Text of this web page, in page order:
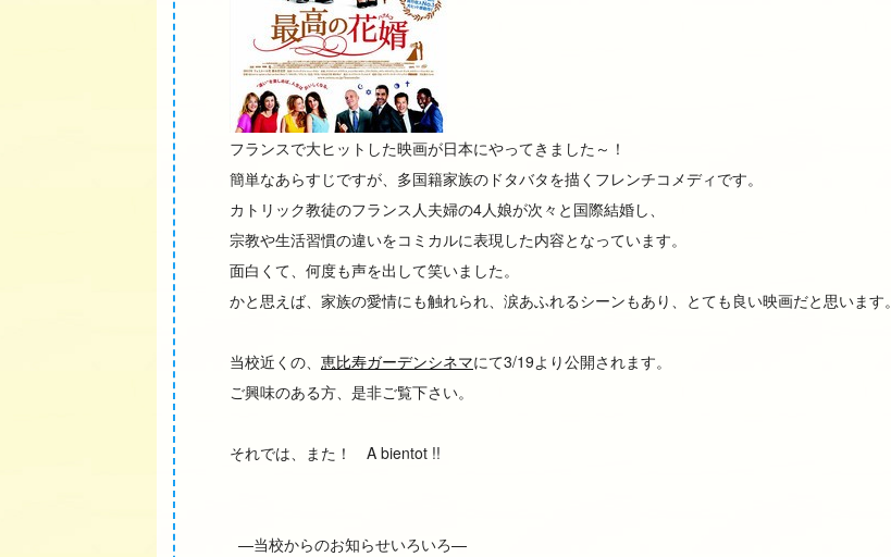
フランスで大ヒットした映画が日本にやってきました～！
簡単なあらすじですが、多国籍家族のドタバタを描くフレンチコメディです。
カトリック教徒のフランス人夫婦の4人娘が次々と国際結婚し、
宗教や生活習慣の違いをコミカルに表現した内容となっています。
面白くて、何度も声を出して笑いました。
かと思えば、家族の愛情にも触れられ、涙あふれるシーンもあり、とても良い映画だと思います。
当校近くの、 恵比寿ガーデンシネマにて3/19より公開されます。
ご興味のある方、是非ご覧下さい。
それでは、また！ A bientot !!
—当校からのお知らせいろいろ—